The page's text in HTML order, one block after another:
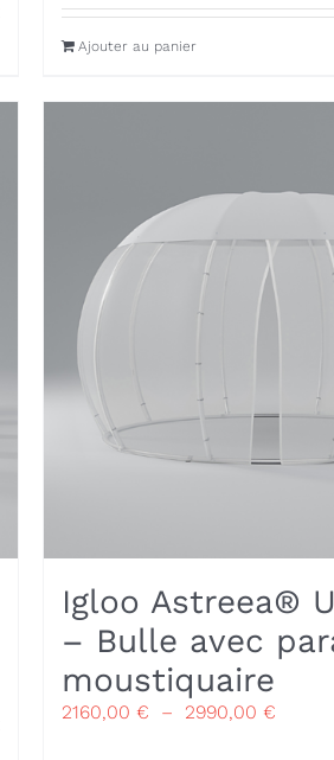
Ajouter au panier
Igloo Astreea®
– Bulle avec
moustiquaire
2160,00€ – 2990,00€